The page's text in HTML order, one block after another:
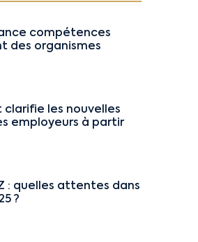
compétences
des organismes
les nouvelles
employeurs à partir
: quelles attentes dans
?